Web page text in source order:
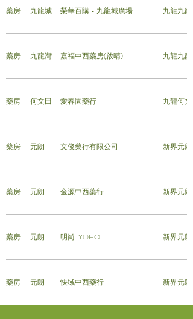
藥房 九龍城 榮華百購 - 九龍城廣場 九龍九
藥房 九龍灣 嘉福中西藥房(啟晴) 九龍九龍
藥房 何文田 愛春園藥行 九龍何
藥房 元朗 文俊藥行有限公司 新界元朗
藥房 元朗 金源中西藥行 新界元朗
藥房 元朗 明尚-YOHO 新界元朗
藥房 元朗 快域中西藥行 新界元